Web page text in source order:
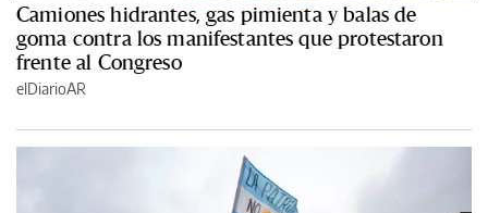
Camiones hidrantes, gas pimienta y balas de
goma contra los manifestantes que protestaron
frente al Congreso
elDiarioAR